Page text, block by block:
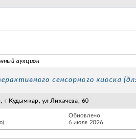
аукцион
сенсорного киоска
г Кудымкар, ул Лихачева, 60
Обновлено
6 июля 2026